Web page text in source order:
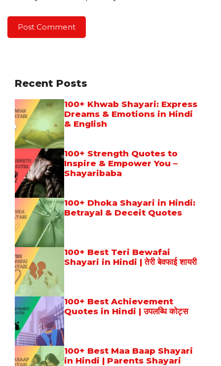
Recent Posts
100+ Khwab Shayari: Express
Dreams & Emotions in Hindi
& English
100+ Strength Quotes to
Inspire & Empower You –
Shayaribaba
100+ Dhoka Shayari in Hindi:
Betrayal & Deceit Quotes
100+ Best Teri Bewafai
Shayari in Hindi | तेरी बेवफाई शायरी
100+ Best Achievement
Quotes in Hindi | उपलब्धि कोट्स
100+ Best Maa Baap Shayari
in Hindi | Parents Shayari